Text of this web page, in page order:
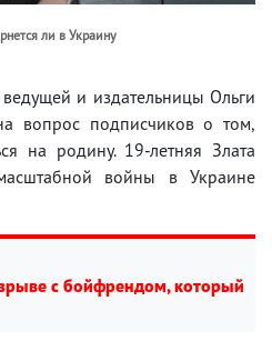
ли в Украину
и издательницы Ольги
вопрос подписчиков о том,
на родину. 19-летняя Злата
войны в Украине
с бойфрендом, который